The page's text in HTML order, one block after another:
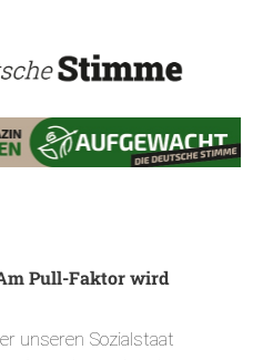
Pull-Faktor wird
unseren Sozialstaat